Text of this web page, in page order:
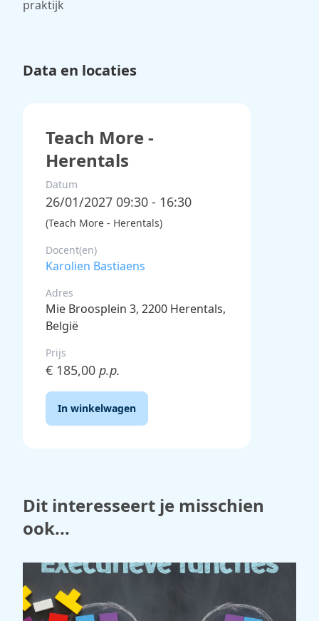
praktijk
Data en locaties
Teach More -
Herentals
Datum
26/01/2027 09:30 - 16:30
(Teach More - Herentals)
Docent(en)
Karolien Bastiaens
Adres
Mie Broosplein 3, 2200 Herentals,
België
Prijs
€ 185,00 p.p.
In winkelwagen
Dit interesseert je misschien
ook...